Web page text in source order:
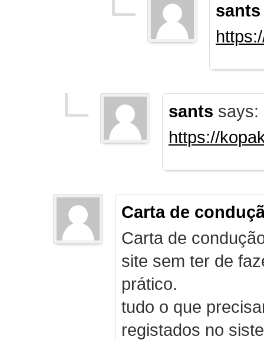
sants
sants says:
https://
Carta de
Carta de
site sem ter de
prático.
tudo o que
registados no